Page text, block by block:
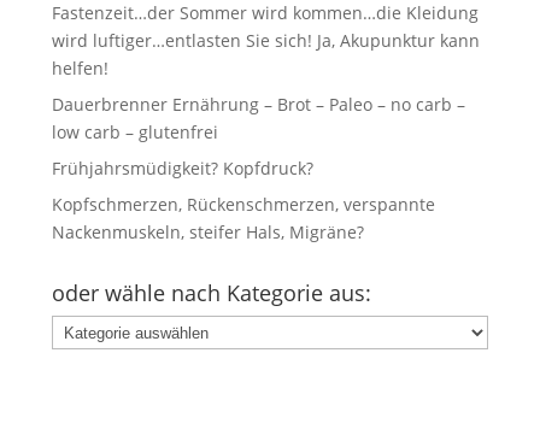
Fastenzeit…der Sommer wird kommen…die Kleidung
wird luftiger…entlasten Sie sich! Ja, Akupunktur kann
helfen!
Dauerbrenner Ernährung – Brot – Paleo – no carb –
low carb – glutenfrei
Frühjahrsmüdigkeit? Kopfdruck?
Kopfschmerzen, Rückenschmerzen, verspannte
Nackenmuskeln, steifer Hals, Migräne?
oder wähle nach Kategorie aus:
oder
wähle